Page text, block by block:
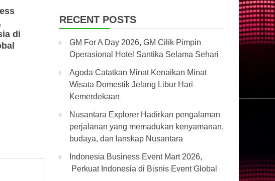
di
RECENT POSTS
GM For A Day 2026, GM Cilik Pimpin
Operasional Hotel Santika Selama Sehari
Agoda Catatkan Minat Kenaikan Minat
Wisata Domestik Jelang Libur Hari
Kemerdekaan
Nusantara Explorer Hadirkan pengalaman
perjalanan yang memadukan kenyamanan,
budaya, dan lanskap Nusantara
Indonesia Business Event Mart 2026,
Perkuat Indonesia di Bisnis Event Global